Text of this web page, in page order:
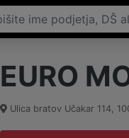
EURO
Ulica bratov Učakar 114,